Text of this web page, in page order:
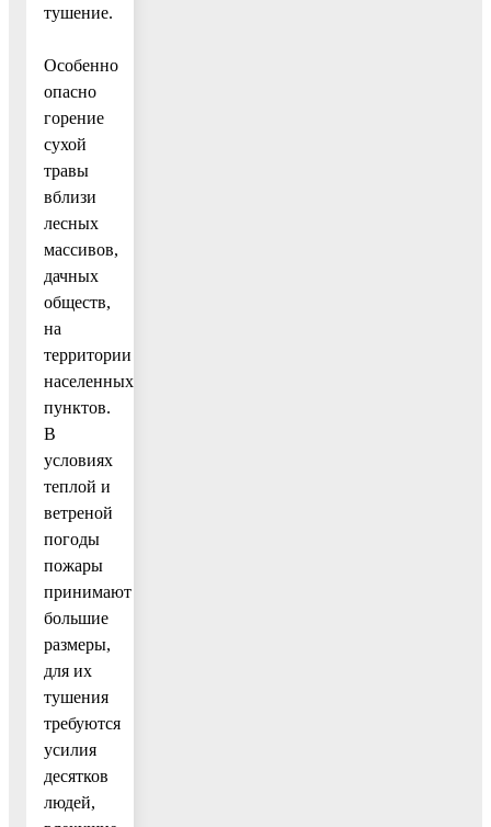
тушение.
Особенно
опасно
горение
сухой
травы
вблизи
лесных
массивов,
дачных
обществ,
на
территории
населенных
пунктов.
В
условиях
теплой и
ветреной
погоды
пожары
принимают
большие
размеры,
для их
тушения
требуются
усилия
десятков
людей,